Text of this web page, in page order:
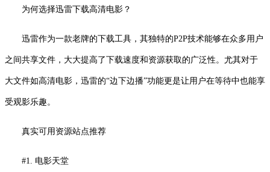
为何选择迅雷下载高清电影？
迅雷作为一款老牌的下载工具，其独特的P2P技术能够在众多用户
之间共享文件，大大提高了下载速度和资源获取的广泛性。尤其对于
大文件如高清电影，迅雷的“边下边播”功能更是让用户在等待中也能享
受观影乐趣。
真实可用资源站点推荐
#1. 电影天堂